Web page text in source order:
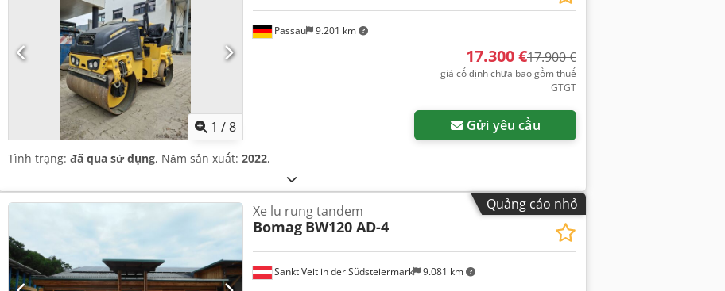
1 /8
Passau 9.201 km
17.300 €17.900 €
giá cố định chưa bao gồm thuế
GTGT
Gửi yêu cầu
Tình trạng: đã qua sử dụng, Năm sản xuất: 2022,
Quảng cáo nhỏ
Sankt Veit in der Südsteiermark 9.081 km
Xe lu rung tandem
Bomag BW120 AD-4